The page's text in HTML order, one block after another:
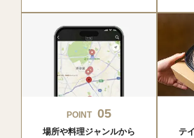
POINT 05
場所や料理ジャンルから
テ